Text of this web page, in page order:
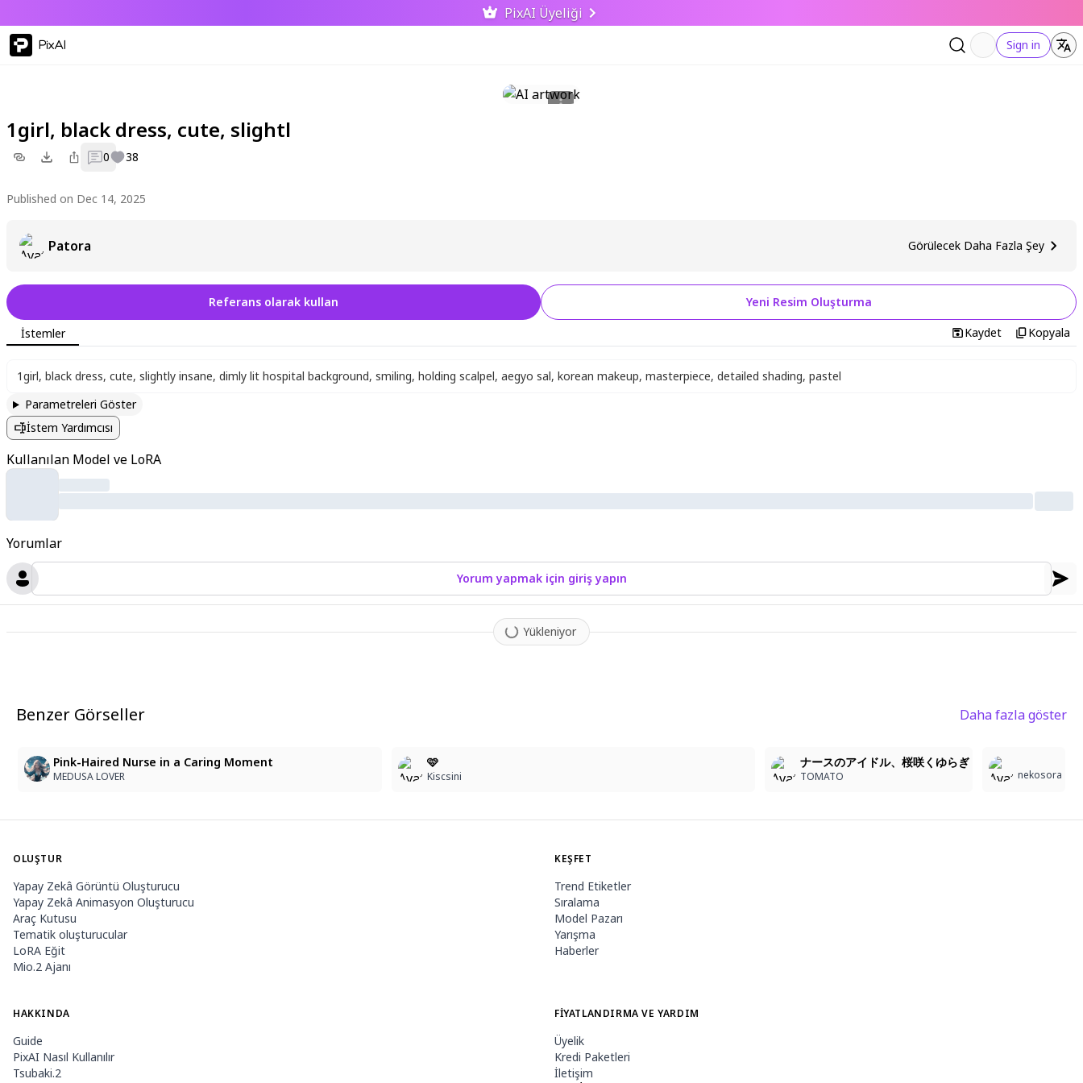
PixAI Üyeliği
PixAI Sign in
1girl, black dress, cute, slightl
0 38
Published on Dec 14, 2025
Patora Görülecek Daha Fazla Şey
Yorumlar
Yorum yapmak için giriş yapın
Yükleniyor
Referans olarak kullan Yeni Resim Oluşturma
İstemler Kaydet Kopyala
1girl, black dress, cute, slightly insane, dimly lit hospital background, smiling, holding scalpel, aegyo sal, korean makeup, masterpiece, detailed shading, pastel
Parametreleri Göster
İstem Yardımcısı
Kullanılan Model ve LoRA
Benzer Görseller Daha fazla göster
Pink-Haired Nurse in a Caring Moment
MEDUSA LOVER
🩷
Kiscsini
ナースのアイドル、桜咲くゆらぎ
TOMATO nekosora
OLUŞTUR
Yapay Zekâ Görüntü Oluşturucu
Yapay Zekâ Animasyon Oluşturucu
Araç Kutusu
Tematik oluşturucular
LoRA Eğit
Mio.2 Ajanı
KEŞFET
Trend Etiketler
Sıralama
Model Pazarı
Yarışma
Haberler
HAKKINDA
Guide
PixAI Nasıl Kullanılır
Tsubaki.2
FIYATLANDIRMA VE YARDIM
Üyelik
Kredi Paketleri
İletişim